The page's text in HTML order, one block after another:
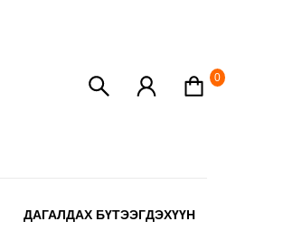
0
ДАГАЛДАХ БҮТЭЭГДЭХҮҮН